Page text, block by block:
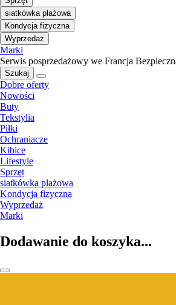
siatkówka plażowa
Kondycja fizyczna
Wyprzedaż
Marki
Serwis posprzedażowy we Francja
Szukaj
Dobre oferty
Nowości
Buty
Tekstylia
Piłki
Ochraniacze
Kibice
Lifestyle
Sprzęt
siatkówka plażowa
Kondycja fizyczna
Wyprzedaż
Marki
Dodawanie do koszyka...